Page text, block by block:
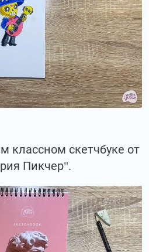
классном скетчбуке от
Пикчер".